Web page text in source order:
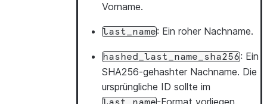
Vorname.
last_name: Ein roher Nachname.
hashed_last_name_sha256: Ein
SHA256-gehashter Nachname. Die
ursprüngliche ID sollte im
-Format vorliegen.